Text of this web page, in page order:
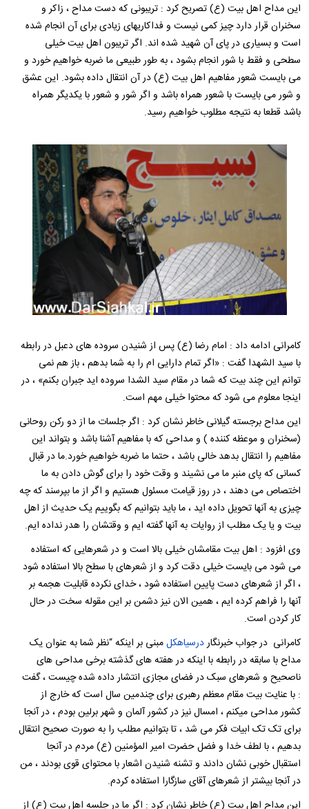
این مداح اهل بیت (ع) تصریح کرد : تریبونی که دست مداح ، زاکر و
سخنران قرار دارد چیز کمی نیست و فداکاریهای زیادی برای آن انجام شده
است و بسیاری در پای آن شهید شده اند. اگر تریبون اهل بیت خیلی
سطحی و فقط با شور انجام بشود ، به طور طبیعی ما ضربه خواهیم خورد و
می بایست شعور مفاهیم اهل بیت (ع) در آن انتقال داده بشود. این عشق
و شور می بایست با شعور همراه باشد و اگر شور و شعور با یکدیگر همراه
باشد قطعا به نتیجه مطلوب خواهیم رسید.
کامرانی ادامه داد : امام رضا (ع) پس از شنیدن سروده های دعبل در رابطه
با سید الشهدا گفت : «اگر تمام دارایی ام را به شما بدهم ، باز هم نمی
توانم این چند بیت که شما در مقام سید الشدا سروده اید جبران بکنم» ، در
اینجا معلوم می شود که محتوا خیلی مهم است.
این مداح برجسته گیلانی خاطر نشان کرد : اگر جلسات ما از دو رکن روحانی
(سخنران و موعظه کننده ) و مداحی که با مفاهیم آشنا باشد و بتواند این
مفاهیم را انتقال بدهد خالی باشد ، حتما ما ضربه خواهیم خورد.ما در قبال
کسانی که پای منبر ما می نشیند و وقت خود را برای گوش دادن به ما
اختصاص می دهند ، در روز قیامت مسئول هستیم و اگر از ما بپرسند که چه
چیزی به آنها تحویل داده اید ، ما باید بتوانیم که بگوییم یک حدیث از اهل
بیت و یا یک مطلب از روایات به آنها گفته ایم و وقتشان را هدر نداده ایم.
وی افزود : اهل بیت مقامشان خیلی بالا است و در شعرهایی که استفاده
می شود می بایست خیلی دقت کرد و از شعرهای با سطح بالا استفاده شود
، اگر از شعرهای دست پایین استفاده شود ، خدای نکرده قابلیت هجمه بر
آنها را فراهم کرده ایم ، همین الان نیز دشمن بر این مقوله سخت در حال
کار کردن است.
کامرانی در جواب خبرنگاردرسیاهکلمبنی بر اینکه “نظر شما به عنوان یک
مداح با سابقه در رابطه با اینکه در هفته های گذشته برخی مداحی های
ناصحیح و شعرهای سبک در فضای مجازی انتشار داده شده چیست ، گفت
: با عنایت بیت مقام معظم رهبری برای چندمین سال است که خارج از
کشور مداحی میکنم ، امسال نیز در کشور آلمان و شهر برلین بودم ، در آنجا
برای تک تک ابیات فکر می شد ، تا بتوانیم مطلب را به صورت صحیح انتقال
بدهیم ، با لطف خدا و فضل حضرت امیر المؤمنین (ع) مردم در آنجا
استقبال خوبی نشان دادند و تشنه شنیدن اشعار با محتوای قوی بودند ، من
در آنجا بیشتر از شعرهای آقای سازگارا استفاده کردم.
این مداح اهل بیت (ع) خاطر نشان کرد : اگر ما در جلسه اهل بیت (ع) از